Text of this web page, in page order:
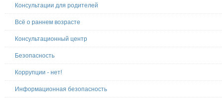
Консультации для родителей
Всё о раннем возрасте
Консультационный центр
Безопасность
Коррупции - нет!
Информационная безопасность